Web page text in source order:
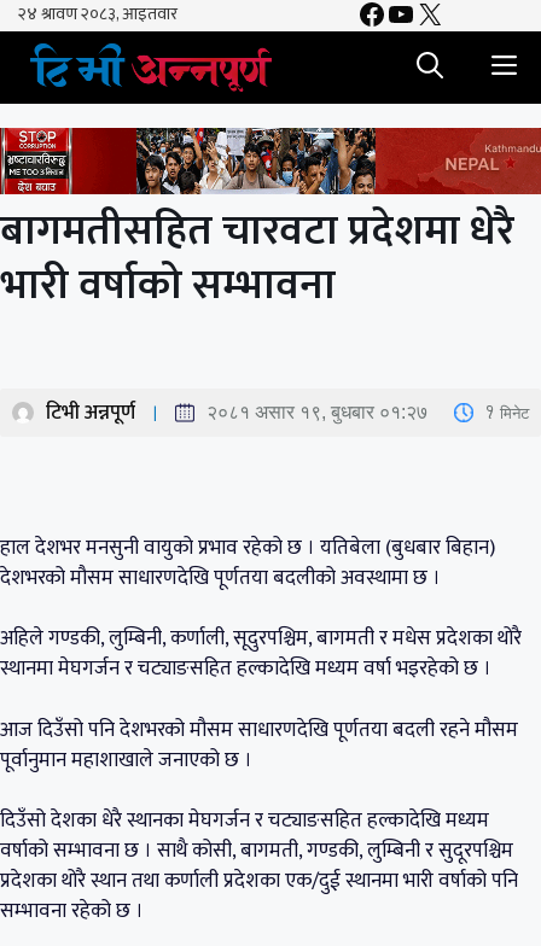
Skip
content
Facebook
YouTube
X
बागमतीसहित चारवटा प्रदेशमा धेरै
भारी वर्षाको सम्भावना
टिभी अन्नपूर्ण २०८१ असार १९, बुधबार ०१:२७ 1 मिनेट
हाल देशभर मनसुनी वायुको प्रभाव रहेको छ । यतिबेला (बुधबार बिहान)
देशभरको मौसम साधारणदेखि पूर्णतया बदलीको अवस्थामा छ ।
अहिले गण्डकी, लुम्बिनी, कर्णाली, सूदुरपश्चिम, बागमती र मधेस प्रदेशका थोरै
स्थानमा मेघगर्जन र चट्याङसहित हल्कादेखि मध्यम वर्षा भइरहेको छ ।
आज दिउँसो पनि देशभरको मौसम साधारणदेखि पूर्णतया बदली रहने मौसम
पूर्वानुमान महाशाखाले जनाएको छ ।
दिउँसो देशका धेरै स्थानका मेघगर्जन र चट्याङसहित हल्कादेखि मध्यम
वर्षाको सम्भावना छ । साथै कोसी, बागमती, गण्डकी, लुम्बिनी र सुदूरपश्चिम
प्रदेशका थोरै स्थान तथा कर्णाली प्रदेशका एक/दुई स्थानमा भारी वर्षाको पनि
सम्भावना रहेको छ ।